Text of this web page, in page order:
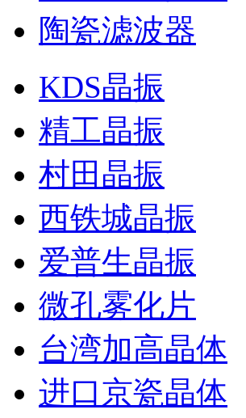
陶瓷滤波器
KDS晶振
精工晶振
村田晶振
西铁城晶振
爱普生晶振
微孔雾化片
台湾加高晶体
进口京瓷晶体